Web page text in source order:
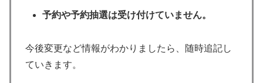
予約や予約抽選は受け付けていません。
今後変更など情報がわかりましたら、随時追記し
ていきます。